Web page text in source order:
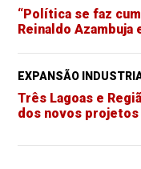
“Política se faz
Reinaldo
EXPANSÃO
Três Lagoas e
dos novos